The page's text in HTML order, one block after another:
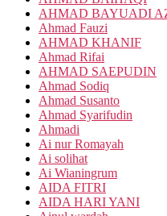
AHMAD BAYUADI
Ahmad Fauzi
AHMAD KHANIF
Ahmad Rifai
AHMAD SAEPUDIN
Ahmad Sodiq
Ahmad Susanto
Ahmad Syarifudin
Ahmadi
Ai nur Romayah
Ai solihat
Ai Wianingrum
AIDA FITRI
AIDA HARI YANI